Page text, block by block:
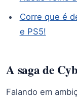
Corre que é
e PS5!
A saga de
Falando em